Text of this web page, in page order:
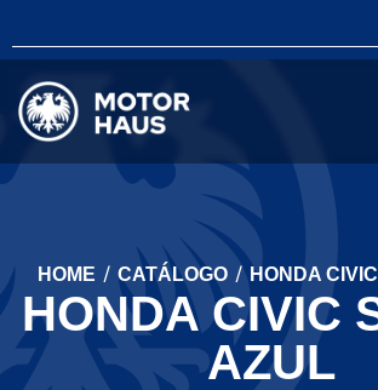
HOME / CATÁLOGO / HONDA
HONDA CIVIC
AZUL